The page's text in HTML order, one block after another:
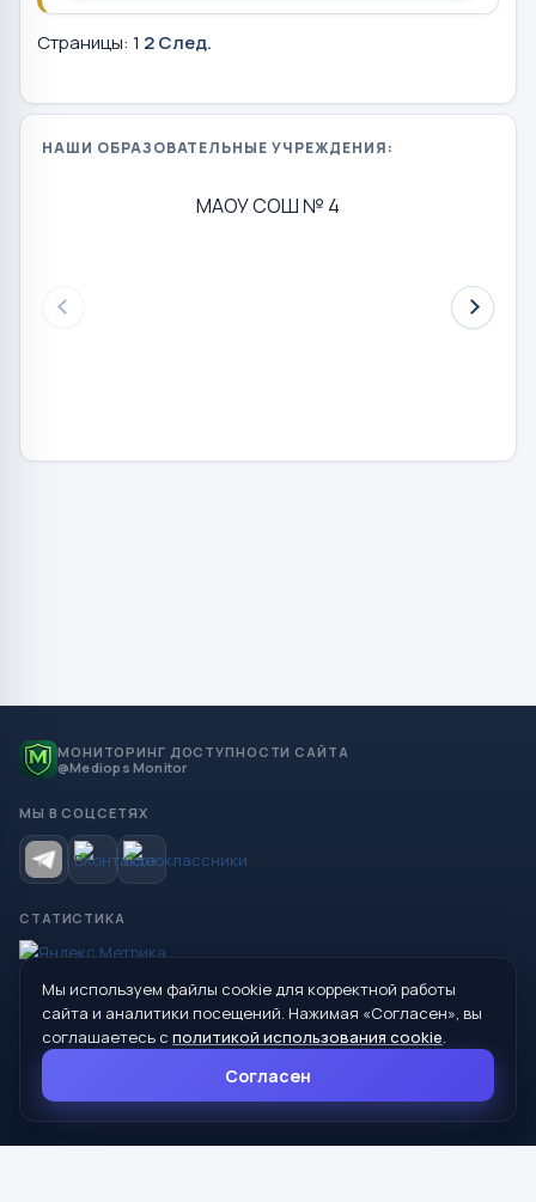
Страницы: 1 2След.
НАШИ ОБРАЗОВАТЕЛЬНЫЕ УЧРЕЖДЕНИЯ:
МАОУ СОШ № 4
МОНИТОРИНГ ДОСТУПНОСТИ САЙТА
@Mediops Monitor
МЫ В СОЦСЕТЯХ
СТАТИСТИКА
© 2026 Управление образования Администрации МО
Сухой Лог
624800, Свердловская область, г. Сухой Лог, ул. Кирова, дом 7
8 (34373) 4-33-85
Мы используем файлы cookie для корректной работы
сайта и аналитики посещений. Нажимая «Согласен», вы
соглашаетесь с политикой использования cookie.
Согласен